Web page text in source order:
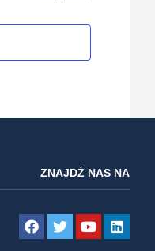
ZNAJDŹ NAS NA